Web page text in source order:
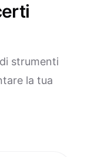
strumenti
la tua